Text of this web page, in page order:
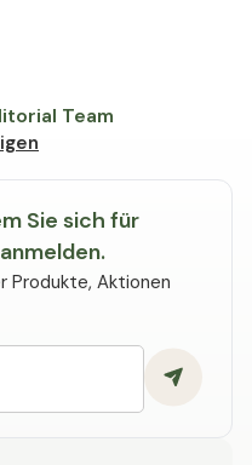
Team
Sie sich für
Produkte, Aktionen